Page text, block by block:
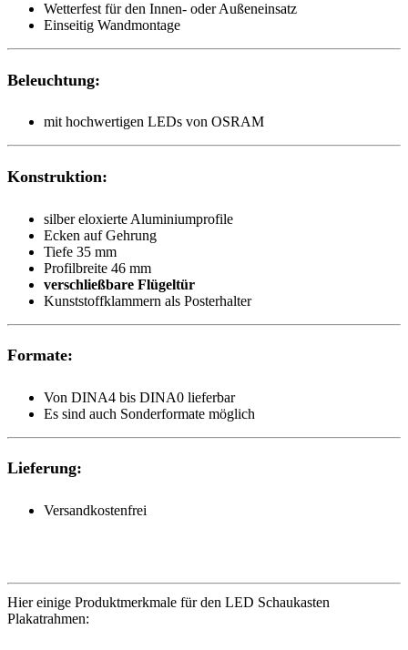
Wetterfest für den Innen- oder Außeneinsatz
Einseitig Wandmontage
Beleuchtung:
mit hochwertigen LEDs von OSRAM
Konstruktion:
silber eloxierte Aluminiumprofile
Ecken auf Gehrung
Tiefe 35 mm
Profilbreite 46 mm
verschließbare Flügeltür
Kunststoffklammern als Posterhalter
Formate:
Von DINA4 bis DINA0 lieferbar
Es sind auch Sonderformate möglich
Lieferung:
Versandkostenfrei
Hier einige Produktmerkmale für den LED Schaukasten
Plakatrahmen: